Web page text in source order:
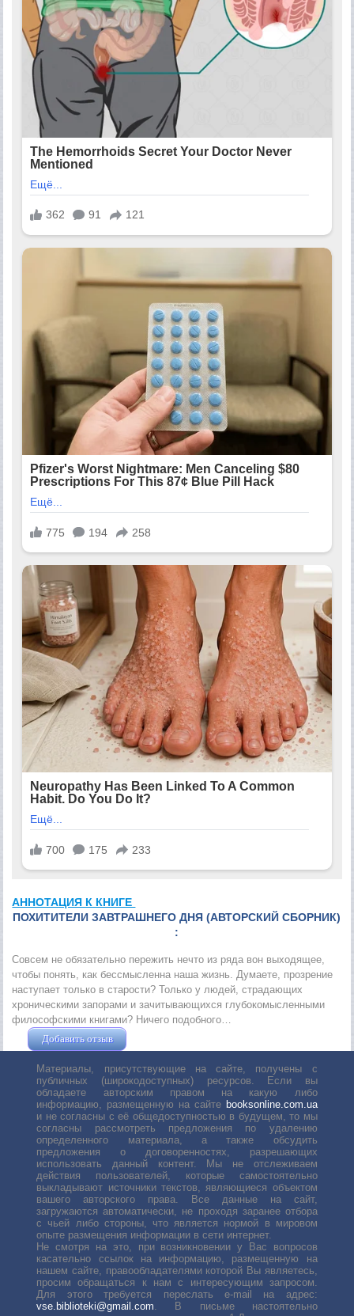
АННОТАЦИЯ К КНИГЕ
ПОХИТИТЕЛИ ЗАВТРАШНЕГО ДНЯ (АВТОРСКИЙ СБОРНИК)
:
Совсем не обязательно пережить нечто из ряда вон выходящее,
чтобы понять, как бессмысленна наша жизнь. Думаете, прозрение
наступает только в старости? Только у людей, страдающих
хроническими запорами и зачитывающихся глубокомысленными
философскими книгами? Ничего подобного…
Добавить отзыв
Материалы, присутствующие на сайте, получены с
публичных (широкодоступных) ресурсов. Если вы
обладаете авторским правом на какую либо
информацию, размещенную на сайте booksonline.com.ua
и не согласны с её общедоступностью в будущем, то мы
согласны рассмотреть предложения по удалению
определенного материала, а также обсудить
предложения о договоренностях, разрешающих
использовать данный контент. Мы не отслеживаем
действия пользователей, которые самостоятельно
выкладывают источники текстов, являющиеся объектом
вашего авторского права. Все данные на сайт,
загружаются автоматически, не проходя заранее отбора
с чьей либо стороны, что является нормой в мировом
опыте размещения информации в сети интернет.
Не смотря на это, при возникновении у Вас вопросов
касательно ссылок на информацию, размещенную на
нашем сайте, правообладателями которой Вы являетесь,
просим обращаться к нам с интересующим запросом.
Для этого требуется переслать е-mail на адрес:
vse.biblioteki@gmail.com. В письме настоятельно